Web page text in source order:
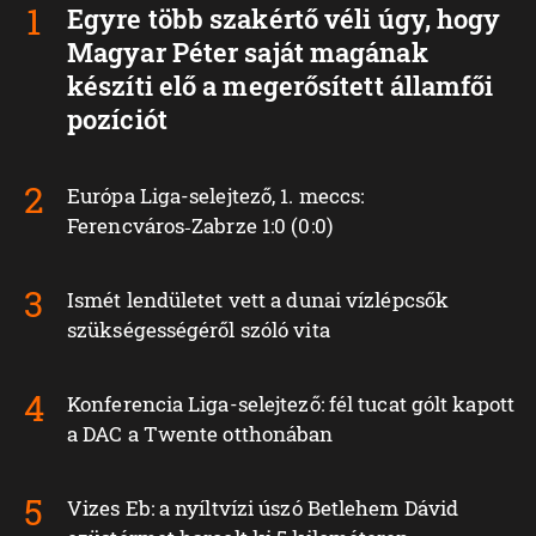
Egyre több szakértő véli úgy, hogy
Magyar Péter saját magának
készíti elő a megerősített államfői
pozíciót
Európa Liga-selejtező, 1. meccs:
Ferencváros‑Zabrze 1:0 (0:0)
Ismét lendületet vett a dunai vízlépcsők
szükségességéről szóló vita
Konferencia Liga-selejtező: fél tucat gólt kapott
a DAC a Twente otthonában
Vizes Eb: a nyíltvízi úszó Betlehem Dávid